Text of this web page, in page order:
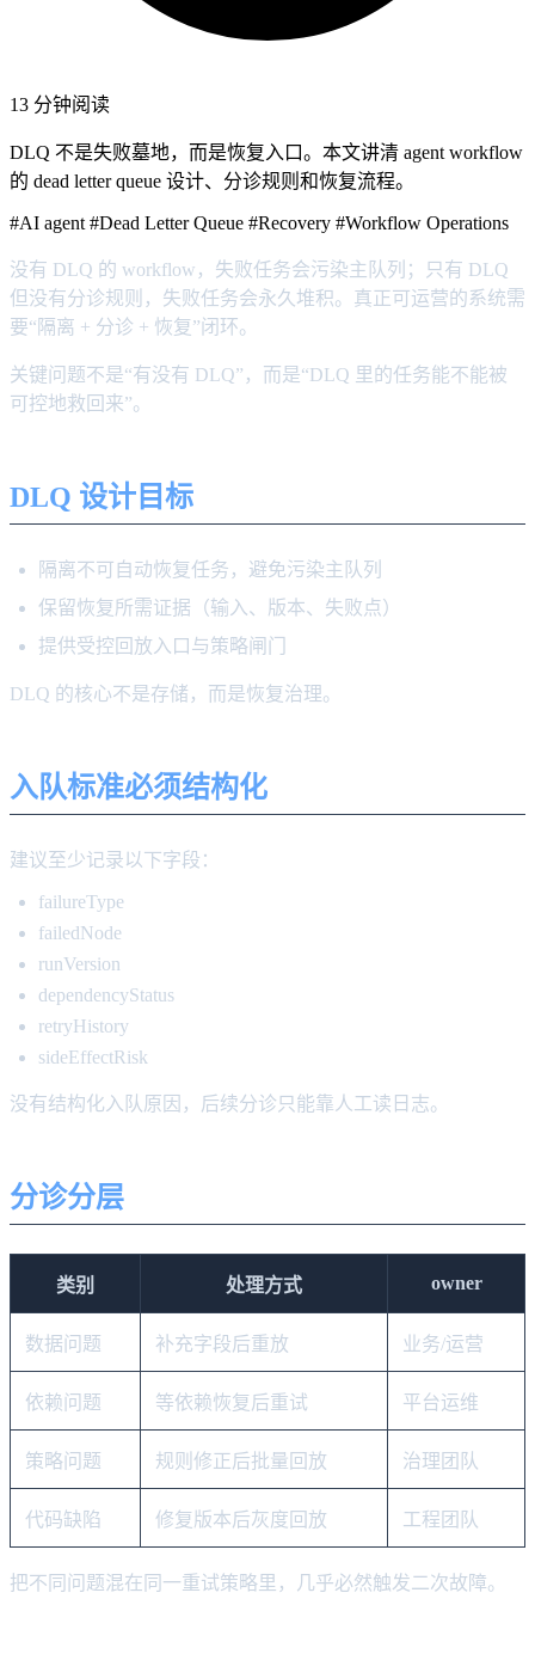
13 分钟阅读
DLQ 不是失败墓地，而是恢复入口。本文讲清 agent workflow
的 dead letter queue 设计、分诊规则和恢复流程。
#AI agent #Dead Letter Queue #Recovery #Workflow Operations
没有 DLQ 的 workflow，失败任务会污染主队列；只有 DLQ
但没有分诊规则，失败任务会永久堆积。真正可运营的系统需
要“隔离 + 分诊 + 恢复”闭环。
关键问题不是“有没有 DLQ”，而是“DLQ 里的任务能不能被
可控地救回来”。
DLQ 设计目标
隔离不可自动恢复任务，避免污染主队列
保留恢复所需证据（输入、版本、失败点）
提供受控回放入口与策略闸门
DLQ 的核心不是存储，而是恢复治理。
入队标准必须结构化
建议至少记录以下字段：
failureType
failedNode
runVersion
dependencyStatus
retryHistory
sideEffectRisk
没有结构化入队原因，后续分诊只能靠人工读日志。
分诊分层
类别 处理方式 owner
数据问题 补充字段后重放 业务/运营
依赖问题 等依赖恢复后重试 平台运维
策略问题 规则修正后批量回放 治理团队
代码缺陷 修复版本后灰度回放 工程团队
把不同问题混在同一重试策略里，几乎必然触发二次故障。